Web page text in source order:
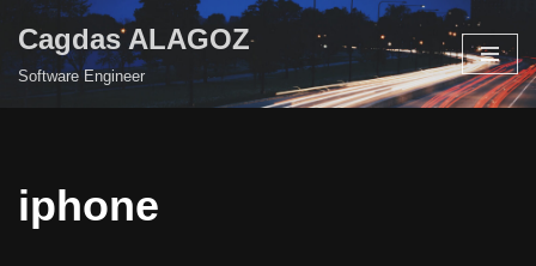
Skip
Cagdas ALAGOZ
Software Engineer
iphone